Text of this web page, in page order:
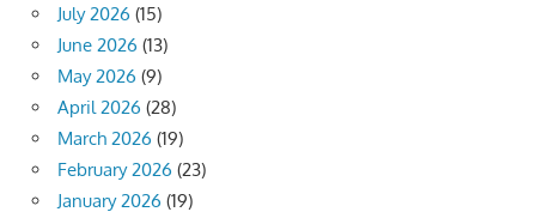
July 2026 (15)
June 2026 (13)
May 2026 (9)
April 2026 (28)
March 2026 (19)
February 2026 (23)
January 2026 (19)